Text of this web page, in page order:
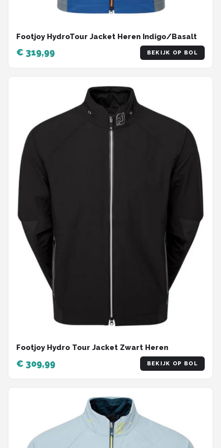
Footjoy HydroTour Jacket Heren Indigo/Basalt
€ 319,99 BEKIJK OP BOL
Footjoy Hydro Tour Jacket Zwart Heren
€ 309,99 BEKIJK OP BOL